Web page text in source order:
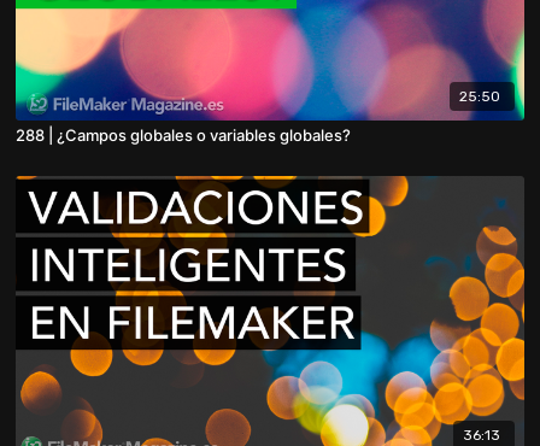
25:50
288 | ¿Campos globales o variables globales?
36:13